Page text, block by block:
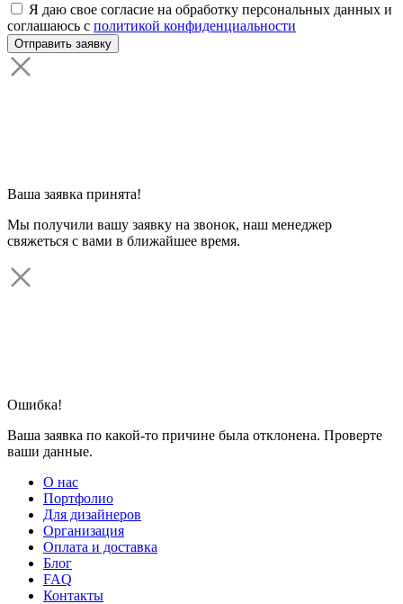
Я даю свое согласие на обработку персональных данных и
соглашаюсь с политикой конфиденциальности
Ваша заявка принята!
Мы получили вашу заявку на звонок, наш менеджер
свяжеться с вами в ближайшее время.
Ошибка!
Ваша заявка по какой-то причине была отклонена. Проверте
ваши данные.
О нас
Портфолио
Для дизайнеров
Организация
Оплата и доставка
Блог
FAQ
Контакты